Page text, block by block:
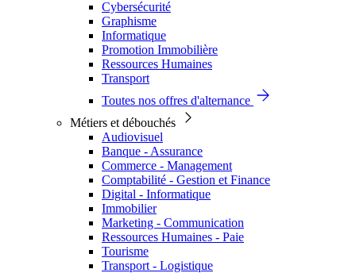
Cybersécurité
Graphisme
Informatique
Promotion Immobilière
Ressources Humaines
Transport
Toutes nos offres d'alternance
Métiers et débouchés
Audiovisuel
Banque - Assurance
Commerce - Management
Comptabilité - Gestion et Finance
Digital - Informatique
Immobilier
Marketing - Communication
Ressources Humaines - Paie
Tourisme
Transport - Logistique